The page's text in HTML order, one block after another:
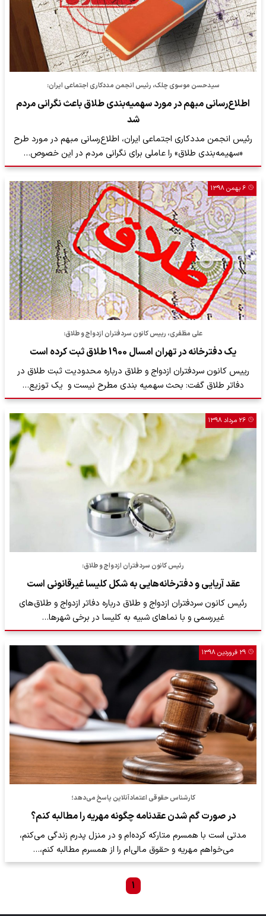
سیدحسن موسوی چلک، رئیس انجمن مددکاری اجتماعی ایران:
اطلاع‌رسانی مبهم در مورد سهمیه‌بندی طلاق باعث نگرانی مردم
شد
رئیس انجمن مددکاری اجتماعی ایران، اطلاع‌رسانی مبهم در مورد طرح
«سهیمه‌بندی طلاق» را عاملی برای نگرانی مردم در این خصوص…
۶ بهمن ۱۳۹۸
علی مظفری، رییس کانون سردفتران ازدواج و طلاق:
یک دفترخانه‌ در تهران امسال 1900 طلاق ثبت کرده است
رییس کانون سردفتران ازدواج و طلاق درباره محدودیت ثبت طلاق در
دفاتر طلاق گفت: بحث سهمیه بندی مطرح نیست و یک توزیع…
۲۶ مرداد ۱۳۹۸
رئیس کانون سردفتران ازدواج و طلاق:
عقد آریایی و دفترخانه‌هایی به شکل کلیسا غیرقانونی است
رئیس کانون سردفتران ازدواج و طلاق درباره دفاتر ازدواج و طلاق‌های
غیررسمی و با نما‌های شبیه به کلیسا در برخی شهرها…
۲۹ فروردین ۱۳۹۸
کارشناس حقوقی اعتمادآنلاین پاسخ می‌دهد؛
در صورت گم شدن عقدنامه چگونه مهریه را مطالبه کنم؟
مدتی است با همسرم متارکه کرده‌ام و در منزل پدرم زندگی می‌کنم،
می‌خواهم مهریه و حقوق مالی‌ام را از همسرم مطالبه کنم،…
۱